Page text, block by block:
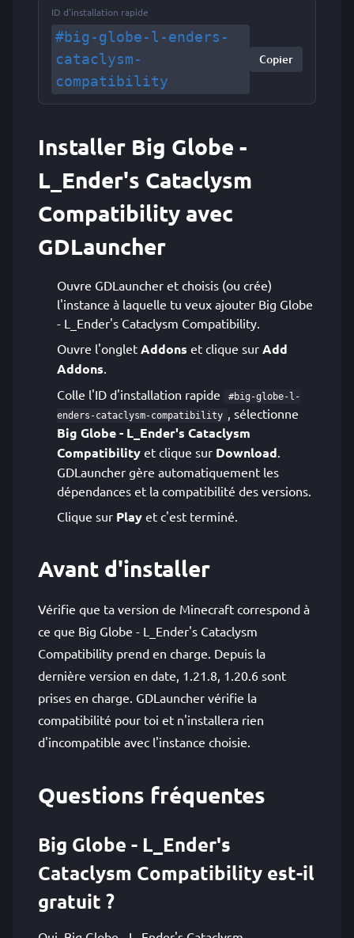
ID d'installation rapide
#big-globe-l-enders-
cataclysm-
compatibility
Copier
Installer Big Globe -
L_Ender's Cataclysm
Compatibility avec
GDLauncher
Ouvre GDLauncher et choisis (ou crée)
l'instance à laquelle tu veux ajouter Big Globe
- L_Ender's Cataclysm Compatibility.
Ouvre l'onglet Addons et clique sur Add
Addons.
Colle l'ID d'installation rapide
#big-globe-l-
enders-cataclysm-compatibility , sélectionne
Big Globe - L_Ender's Cataclysm
Compatibility et clique sur Download.
GDLauncher gère automatiquement les
dépendances et la compatibilité des versions.
Clique sur Play et c'est terminé.
Avant d'installer
Vérifie que ta version de Minecraft correspond à
ce que Big Globe - L_Ender's Cataclysm
Compatibility prend en charge. Depuis la
dernière version en date, 1.21.8, 1.20.6 sont
prises en charge. GDLauncher vérifie la
compatibilité pour toi et n'installera rien
d'incompatible avec l'instance choisie.
Questions fréquentes
Big Globe - L_Ender's
Cataclysm Compatibility est-il
gratuit ?